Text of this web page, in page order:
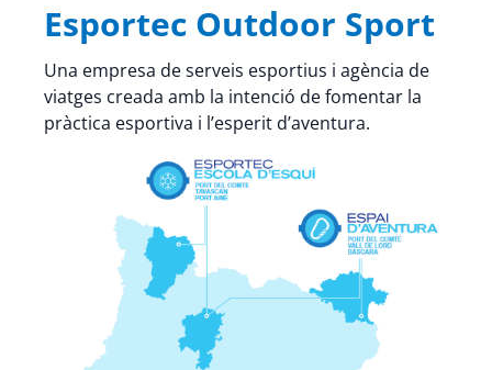
Esportec Outdoor Sport
Una empresa de serveis esportius i agència de
viatges creada amb la intenció de fomentar la
pràctica esportiva i l’esperit d’aventura.